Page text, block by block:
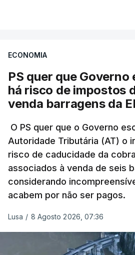
Não há prazos fixados para a
avaliação à Polícia Judiciária.
Do início da polémica com a
título pessoal, numa
pelo mesmo empreiteiro
obras na Polícia Judiciária (PJ)
em que até do Governo
inquéritos e averiguações aos
frente da polícia criminal, Luís
praticamente um mês sem sair
ECONOMIA
PS quer que Governo
há risco de impostos
venda barragens da
O PS quer que o Governo
Autoridade Tributária (AT) o
risco de caducidade da
associados à venda de seis
considerando
acabem por não ser pagos.
Lusa / 8 Agosto 2026, 07:36